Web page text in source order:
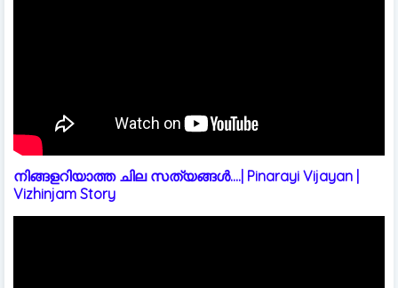
നിങ്ങളറിയാത്ത ചില സത്യങ്ങൾ....| Pinarayi Vijayan |
Vizhinjam Story